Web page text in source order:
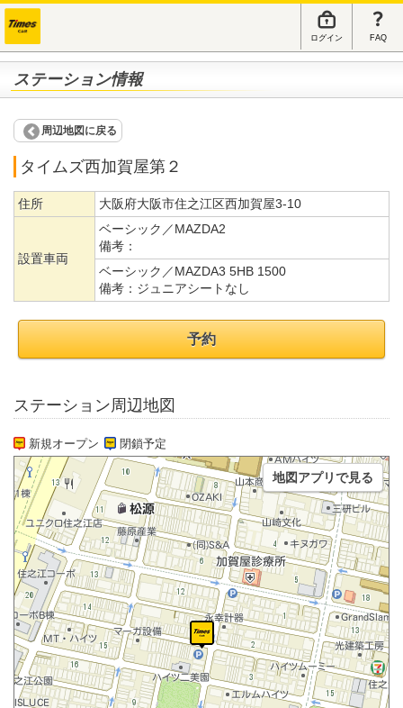
ログイン FAQ
ステーション情報
周辺地図に戻る
タイムズ西加賀屋第２
住所 大阪府大阪市住之江区西加賀屋3-10
設置車両
ベーシック／MAZDA2
備考：
ベーシック／MAZDA3 5HB 1500
備考： ジュニアシートなし
予約
ステーション周辺地図
新規オープン 閉鎖予定
地図アプリで見る